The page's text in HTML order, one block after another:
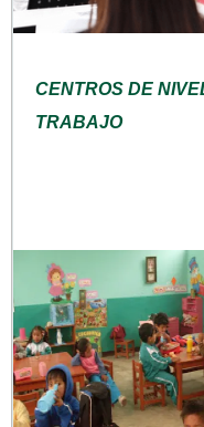
CENTROS DE
TRABAJO